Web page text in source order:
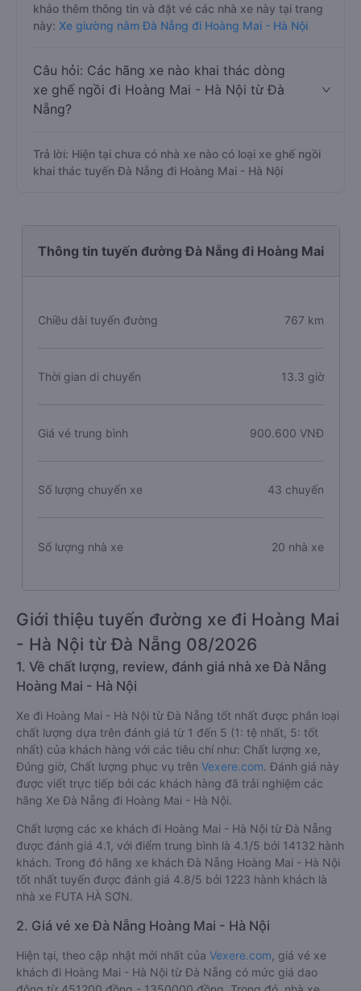
khảo thêm thông tin và đặt vé các nhà xe này tại trang
này: Xe giường nằm Đà Nẵng đi Hoàng Mai - Hà Nội
Câu hỏi: Các hãng xe nào khai thác dòng
xe ghế ngồi đi Hoàng Mai - Hà Nội từ Đà
Nẵng?
Trả lời: Hiện tại chưa có nhà xe nào có loại xe ghế ngồi
khai thác tuyến Đà Nẵng đi Hoàng Mai - Hà Nội
Thông tin tuyến đường Đà Nẵng đi Hoàng Mai
Chiều dài tuyến đường 767 km
Thời gian di chuyển 13.3 giờ
Giá vé trung bình 900.600 VNĐ
Số lượng chuyến xe 43 chuyến
Số lượng nhà xe 20 nhà xe
Giới thiệu tuyến đường xe đi Hoàng Mai
- Hà Nội từ Đà Nẵng 08/2026
1. Về chất lượng, review, đánh giá nhà xe Đà Nẵng
Hoàng Mai - Hà Nội
Xe đi Hoàng Mai - Hà Nội từ Đà Nẵng tốt nhất được phân loại
chất lượng dựa trên đánh giá từ 1 đến 5 (1: tệ nhất, 5: tốt
nhất) của khách hàng với các tiêu chí như: Chất lượng xe,
Đúng giờ, Chất lượng phục vụ trên Vexere.com. Đánh giá này
được viết trực tiếp bởi các khách hàng đã trải nghiệm các
hãng Xe Đà Nẵng đi Hoàng Mai - Hà Nội.
Chất lượng các xe khách đi Hoàng Mai - Hà Nội từ Đà Nẵng
được đánh giá 4.1, với điểm trung bình là 4.1/5 bởi 14132 hành
khách. Trong đó hãng xe khách Đà Nẵng Hoàng Mai - Hà Nội
tốt nhất tuyến được đánh giá 4.8/5 bởi 1223 hành khách là
nhà xe FUTA HÀ SƠN.
2. Giá vé xe Đà Nẵng Hoàng Mai - Hà Nội
Hiện tại, theo cập nhật mới nhất của Vexere.com , giá vé xe
khách đi Hoàng Mai - Hà Nội từ Đà Nẵng có mức giá dao